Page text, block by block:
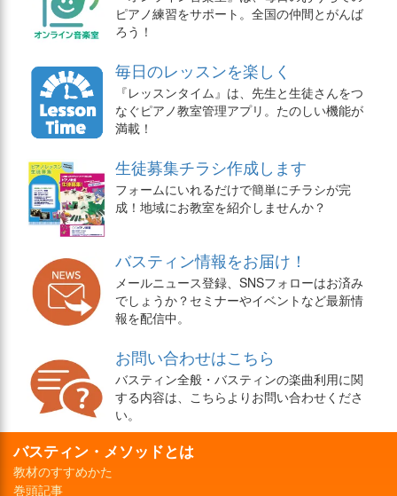
ピアノ練習をサポート。全国の仲間とがんば
ろう！
毎日のレッスンを楽しく
『レッスンタイム』は、先生と生徒さんをつ
なぐピアノ教室管理アプリ。たのしい機能が
満載！
生徒募集チラシ作成します
フォームにいれるだけで簡単にチラシが完
成！地域にお教室を紹介しませんか？
バスティン情報をお届け！
メールニュース登録、SNSフォローはお済み
でしょうか？セミナーやイベントなど最新情
報を配信中。
お問い合わせはこちら
バスティン全般・バスティンの楽曲利用に関
する内容は、こちらよりお問い合わせくださ
い。
バスティン・メソッドとは
教材のすすめかた
巻頭記事